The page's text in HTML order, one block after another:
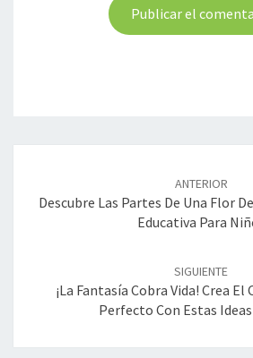
entradas
ANTERIOR
Descubre Las Partes De Una Flor
Educativa Para
SIGUIENTE
¡La Fantasía Cobra Vida! Crea El
Perfecto Con Estas